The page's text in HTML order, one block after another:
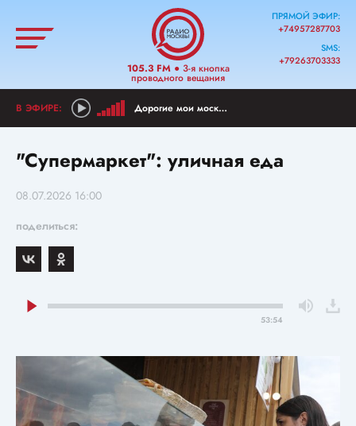
105.3 FM● 3-я кнопка
проводного вещания
ПРЯМОЙ ЭФИР:
+74957287703
SMS:
+79263703333
Дорогие мои москвичи!
"Супермаркет": уличная еда
08.07.2026 16:00
поделиться:
53:54